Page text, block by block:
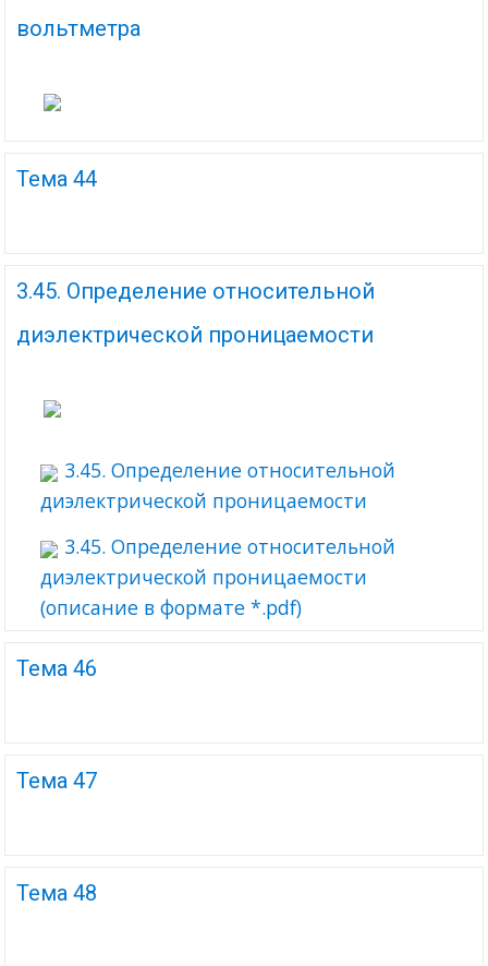
вольтметра
Тема 44
3.45. Определение относительной
диэлектрической проницаемости
3.45. Определение относительной
диэлектрической проницаемости
3.45. Определение относительной
диэлектрической проницаемости
(описание в формате *.pdf)
Тема 46
Тема 47
Тема 48